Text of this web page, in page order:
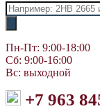
Поиск
товаров
Пн-Пт: 9:00-18:00
Сб: 9:00-16:00
Вс: выходной
+7 963